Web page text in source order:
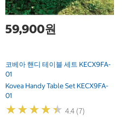
59,900원
코베아 핸디 테이블 세트 KECX9FA-
01
Kovea Handy Table Set KECX9FA-
01
★★★★★
★★★★★ 4.4 (7)